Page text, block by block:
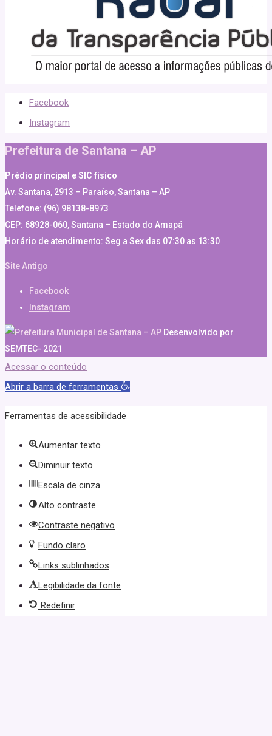
Facebook
Instagram
Prefeitura de Santana – AP
Prédio principal e SIC físico
Av. Santana, 2913 – Paraíso, Santana – AP
Telefone: (96) 98138-8973
CEP: 68928-060, Santana – Estado do Amapá
Horário de atendimento: Seg a Sex das 07:30 as 13:30
Site Antigo
Facebook
Instagram
Desenvolvido por
SEMTEC- 2021
Acessar o conteúdo
Abrir a barra de ferramentas
Ferramentas de acessibilidade
Aumentar texto
Diminuir texto
Escala de cinza
Alto contraste
Contraste negativo
Fundo claro
Links sublinhados
Legibilidade da fonte
Redefinir